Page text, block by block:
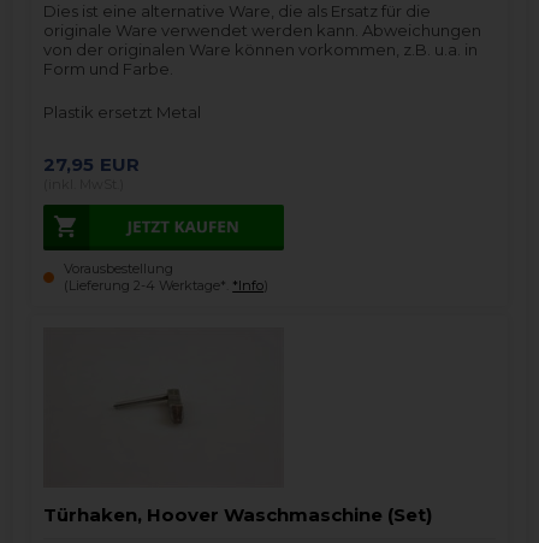
Dies ist eine alternative Ware, die als Ersatz für die
originale Ware verwendet werden kann. Abweichungen
von der originalen Ware können vorkommen, z.B. u.a. in
Form und Farbe.
Plastik ersetzt Metal
27,95 EUR
Vorausbestellung
(Lieferung 2-4 Werktage*. *Info)
Türhaken, Hoover Waschmaschine (Set)